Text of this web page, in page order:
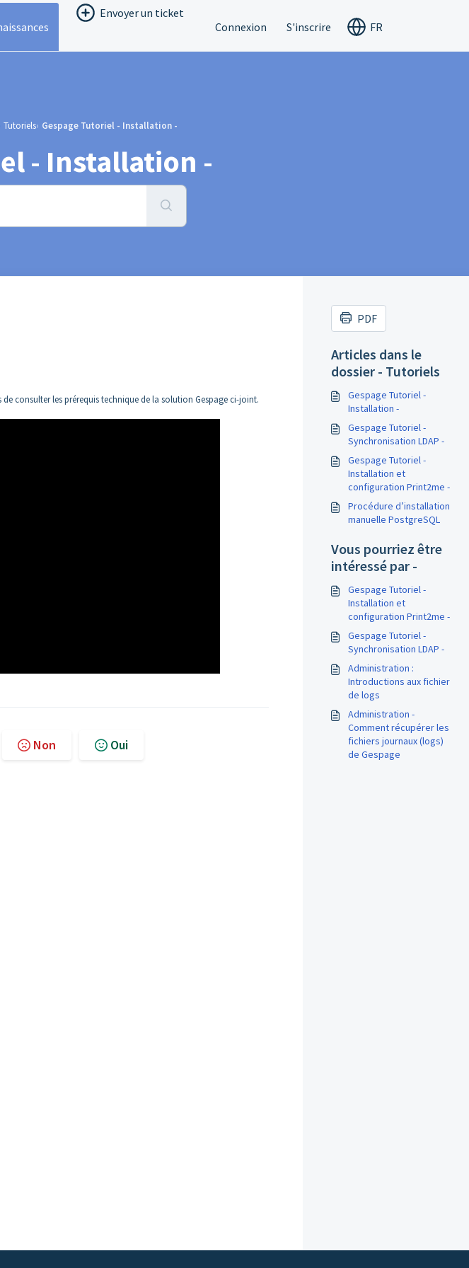
Envoyer un ticket
Connexion
S'inscrire FR
Tutoriels Gespage Tutoriel - Installation -
- Installation -
consulter les prérequis technique de la solution Gespage ci-joint.
Non Oui
PDF
Articles dans le
dossier - Tutoriels
Gespage Tutoriel -
Installation -
Gespage Tutoriel -
Synchronisation LDAP -
Gespage Tutoriel -
Installation et
configuration Print2me -
Procédure d’installation
manuelle PostgreSQL
Vous pourriez être
intéressé par -
Gespage Tutoriel -
Installation et
configuration Print2me -
Gespage Tutoriel -
Synchronisation LDAP -
Administration :
Introductions aux fichier
de logs
Administration -
Comment récupérer les
fichiers journaux (logs)
de Gespage